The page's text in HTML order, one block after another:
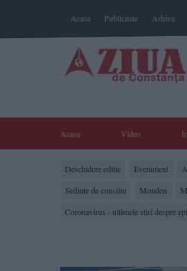
Acasa Publicitate Arhiva
Acasa Video In
Deschidere editie Eveniment
Sedinte de consiliu
Monden
Coronavirus - ultimele stiri despre